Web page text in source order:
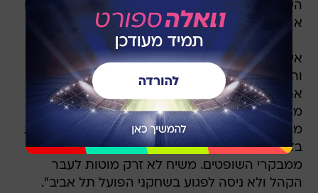
השניים. שירזי העיף את עבאס ואת אטצזיאנוב ושלח
אותם הביתה.
איגוד השופטים פרסם תגובה לטענות האוהדים
והשחקנים נגד השופט מנשה משיח: "מי שמאשים
את מנשה משיח באירועים החמורים שהיו אתמול,
מעודד אלימות בכדורגל. משיח הוא שופט בינלאומי
מצוין שזוכה להערכה רבה באירופה, שם הוא מדורג
בדרג 1 (הליגה האירופית) וקיבל ציונים גבוהים
ממבקרי השופטים. משיח לא זרק מוטות לעבר
הקהל ולא ניסה לפגוע בשחקני הפועל תל אביב".